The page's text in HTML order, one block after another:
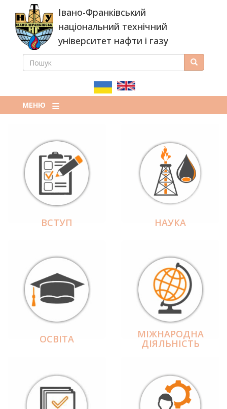
основного
вмісту
Івано-Франківський
національний технічний
університет нафти і газу
ПОШУКОВА
ПОШУК Пошук
МЕНЮ
ВСТУП НАУКА
ОСВІТА МІЖНАРОДНА
ДІЯЛЬНІCТЬ